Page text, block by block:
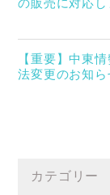
の販売に対応し
【重要】中東
法変更のお知ら
カテゴリー